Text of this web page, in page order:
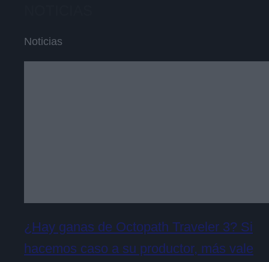
Noticias
¿Hay ganas de Octopath Traveler 3? Si
hacemos caso a su productor, más vale